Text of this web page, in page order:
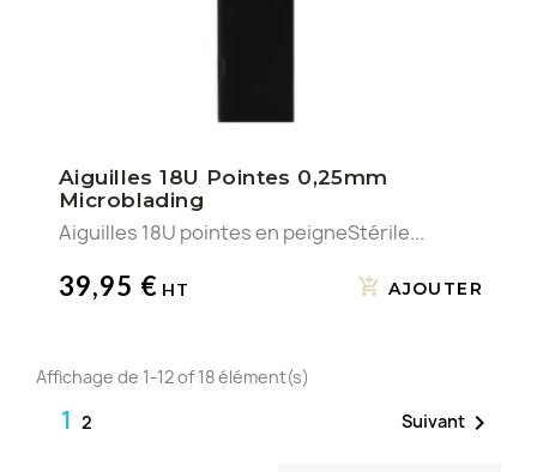
Aiguilles 18U Pointes 0,25mm
Microblading
Aiguilles 18U pointes en peigneStérile...
39,95 € AJOUTER
Affichage de 1-12 of 18 élément(s)
1 2 Suivant 